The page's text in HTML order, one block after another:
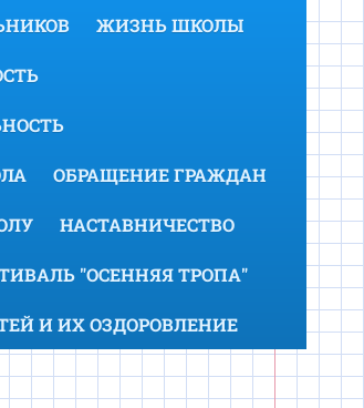
ЖИЗНЬ ШКОЛЫ
ОБРАЩЕНИЕ ГРАЖДАН
НАСТАВНИЧЕСТВО
"ОСЕННЯЯ ТРОПА"
И ИХ ОЗДОРОВЛЕНИЕ